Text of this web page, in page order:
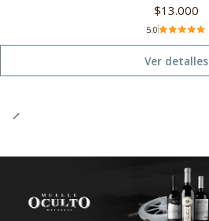
$13.000
5.0
Ver detalles